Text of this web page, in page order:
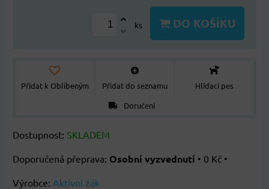
ks DO KOŠÍKU
Přidat k Oblíbeným Přidat do seznamu
Hlídací pes
Doručení
Dostupnost: SKLADEM
Osobní vyzvednutí • 0 Kč •
Výrobce: Aktivní žák